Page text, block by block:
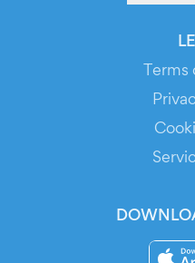
Terms